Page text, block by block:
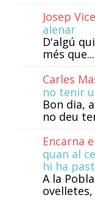
Josep
alenar
D'algú
més que...
Carles
no tenir
Bon dia,
no deu
Encarna
quan al
hi ha
A la
ovelletes,